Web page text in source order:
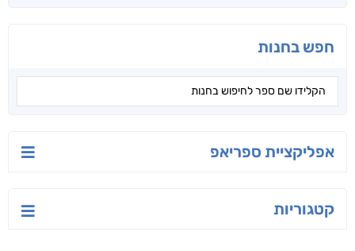
חפש בחנות
אפליקציית ספריאפ
קטגוריות